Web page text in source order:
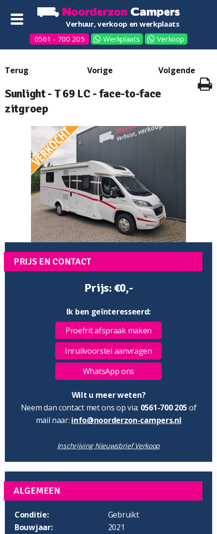
Verhuur, verkoop en werkplaats
0561 - 700 205
Werkplaats Verkoop
Sunlight - T 69 LC - face-to-face
zitgroep
PRIJS EN CONTACT
Prijs: €0,-
Ik ben geïnteresseerd:
Proefrit afspraak maken
Inruilvoorstel aanvragen
WhatsApp ons
Wilt u meer weten?
Neem dan contact met ons op via: 0561-700 205of
mail naar: info@noorderzon-campers.nl
Inschrijving Nieuwsbrief Verkoop
ALGEMEEN
Conditie:
Gebruikt
Bouwjaar:
2021